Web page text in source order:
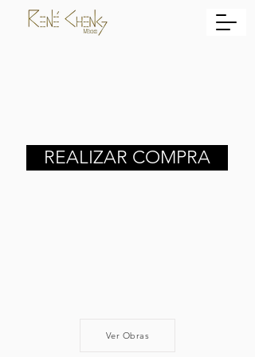
REALIZAR COMPRA
Ver Obras